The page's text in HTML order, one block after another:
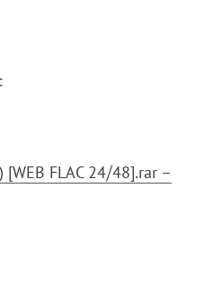
FLAC 24⧸48].rar –